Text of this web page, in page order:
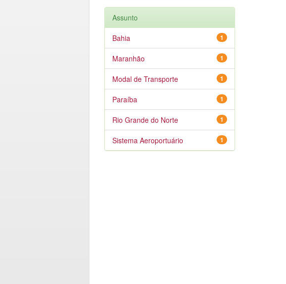
Assunto
1
Bahia
1
Maranhão
1
Modal de Transporte
1
Paraíba
1
Rio Grande do Norte
1
Sistema Aeroportuário